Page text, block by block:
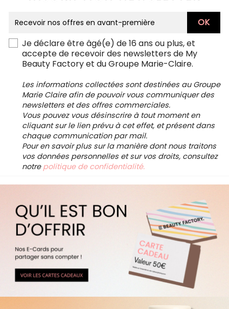
Je déclare être âgé(e) de 16 ans ou plus, et
accepte de recevoir des newsletters de My
Beauty Factory et du Groupe Marie-Claire.
Les informations collectées sont destinées au Groupe
Marie Claire afin de pouvoir vous communiquer des
newsletters et des offres commerciales.
Vous pouvez vous désinscrire à tout moment en
cliquant sur le lien prévu à cet effet, et présent dans
chaque communication par mail.
Pour en savoir plus sur la manière dont nous traitons
vos données personnelles et sur vos droits, consultez
notre politique de confidentialité.